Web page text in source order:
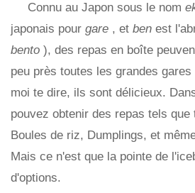
Connu au Japon sous le nom
japonais pour gare , et ben est
bento ), des repas en boîte
peu près toutes les grandes
moi te dire, ils sont délicieux.
pouvez obtenir des repas tels que
Boules de riz, Dumplings, et
Mais ce n'est que la pointe de
d'options.